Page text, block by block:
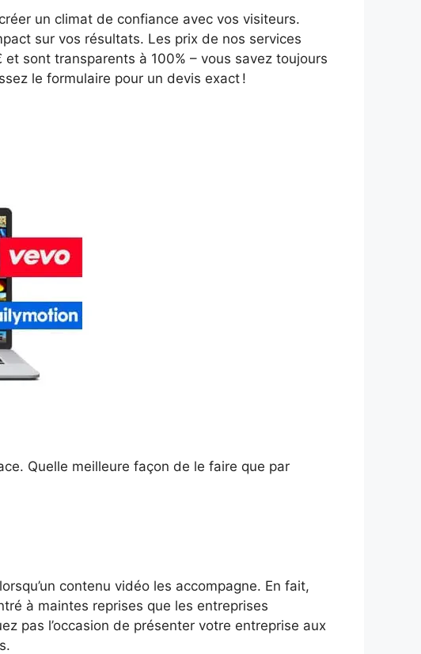
un climat de confiance avec vos visiteurs.
sur vos résultats. Les prix de nos services
sont transparents à 100% – vous savez toujours
le formulaire pour un devis exact !
Quelle meilleure façon de le faire que par
contenu vidéo les accompagne. En fait,
à maintes reprises que les entreprises
pas l’occasion de présenter votre entreprise aux